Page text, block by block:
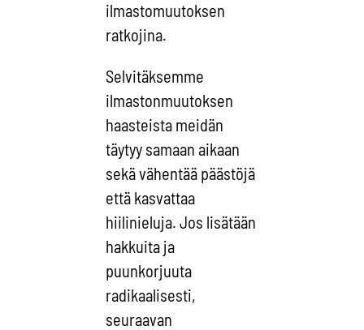
ilmastomuutoksen
ratkojina.
Selvitäksemme
ilmastonmuutoksen
haasteista meidän
täytyy samaan aikaan
sekä vähentää päästöjä
että kasvattaa
hiilinieluja. Jos lisätään
hakkuita ja
puunkorjuuta
radikaalisesti,
seuraavan